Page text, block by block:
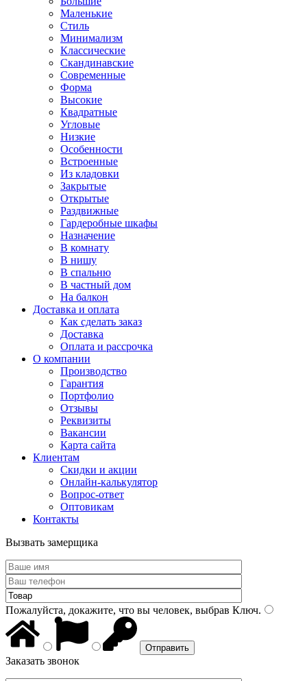
Маленькие
Стиль
Минимализм
Классические
Скандинавские
Современные
Форма
Высокие
Квадратные
Угловые
Низкие
Особенности
Встроенные
Из кладовки
Закрытые
Открытые
Раздвижные
Гардеробные шкафы
Назначение
В комнату
В нишу
В спальню
В частный дом
На балкон
Доставка и оплата
Как сделать заказ
Доставка
Оплата и рассрочка
О компании
Производство
Гарантия
Портфолио
Отзывы
Реквизиты
Вакансии
Карта сайта
Клиентам
Скидки и акции
Онлайн-калькулятор
Вопрос-ответ
Оптовикам
Контакты
Вызвать замерщика
Пожалуйста, докажите, что вы человек, выбрав Ключ.
Заказать звонок